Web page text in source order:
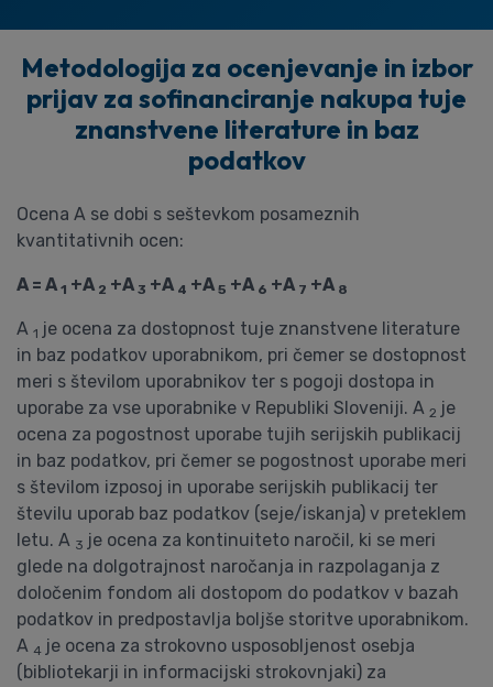
Metodologija za ocenjevanje in izbor
prijav za sofinanciranje nakupa tuje
znanstvene literature in baz
podatkov
Ocena A se dobi s seštevkom posameznih
kvantitativnih ocen:
A = A 1 +A 2 +A 3 +A 4 +A 5 +A 6 +A 7 +A 8
A 1 je ocena za dostopnost tuje znanstvene literature
in baz podatkov uporabnikom, pri čemer se dostopnost
meri s številom uporabnikov ter s pogoji dostopa in
uporabe za vse uporabnike v Republiki Sloveniji. A 2 je
ocena za pogostnost uporabe tujih serijskih publikacij
in baz podatkov, pri čemer se pogostnost uporabe meri
s številom izposoj in uporabe serijskih publikacij ter
številu uporab baz podatkov (seje/iskanja) v preteklem
letu. A 3 je ocena za kontinuiteto naročil, ki se meri
glede na dolgotrajnost naročanja in razpolaganja z
določenim fondom ali dostopom do podatkov v bazah
podatkov in predpostavlja boljše storitve uporabnikom.
A 4 je ocena za strokovno usposobljenost osebja
(bibliotekarji in informacijski strokovnjaki) za